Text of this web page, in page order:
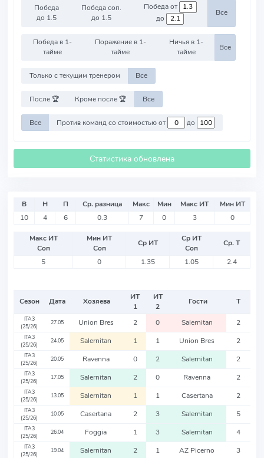
Победа
до 1.5
Победа соп.
до 1.5
Победа от
до
Все
Победа в 1-
тайме
Поражение в 1-
тайме
Ничья в 1-
тайме
Все
Только с текущим тренером Все
После 🏆 Кроме после 🏆 Все
Все Против команд со стоимостью от до
Статистика обновлена
В Н П Ср. разница Макс Мин Макс ИТ
Мин ИТ
10
4 6 0.3 7 0 3 0
Макс ИТ
Соп
Мин ИТ
Соп
Ср ИТ
Ср ИТ
Соп
Ср. Т
5
0 1.35 1.05 2.4
Сезон Дата Хозяева
ИТ
1
ИТ
2
Гости Т
ITA3
(25/26)
27.05 Union Bres 2 0 Salernitan 2
ITA3
(25/26)
24.05 Salernitan 1 1 Union Bres 2
ITA3
(25/26)
20.05 Ravenna 0 2 Salernitan 2
ITA3
(25/26)
17.05 Salernitan 2 0 Ravenna 2
ITA3
(25/26)
13.05 Salernitan 1 1 Casertana 2
ITA3
(25/26)
10.05 Casertana 2 3 Salernitan 5
ITA3
(25/26)
26.04 Foggia 1 3 Salernitan 4
ITA3
(25/26)
19.04 Salernitan 2 1 AZ Picerno 3